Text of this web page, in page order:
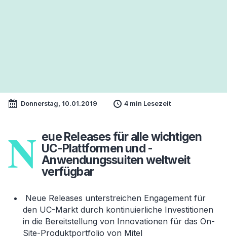
Donnerstag, 10.01.2019 4 min Lesezeit
N eue Releases für alle wichtigen
UC-Plattformen und -
Anwendungssuiten weltweit
verfügbar
Neue Releases unterstreichen Engagement für
den UC-Markt durch kontinuierliche Investitionen
in die Bereitstellung von Innovationen für das On-
Site-Produktportfolio von Mitel